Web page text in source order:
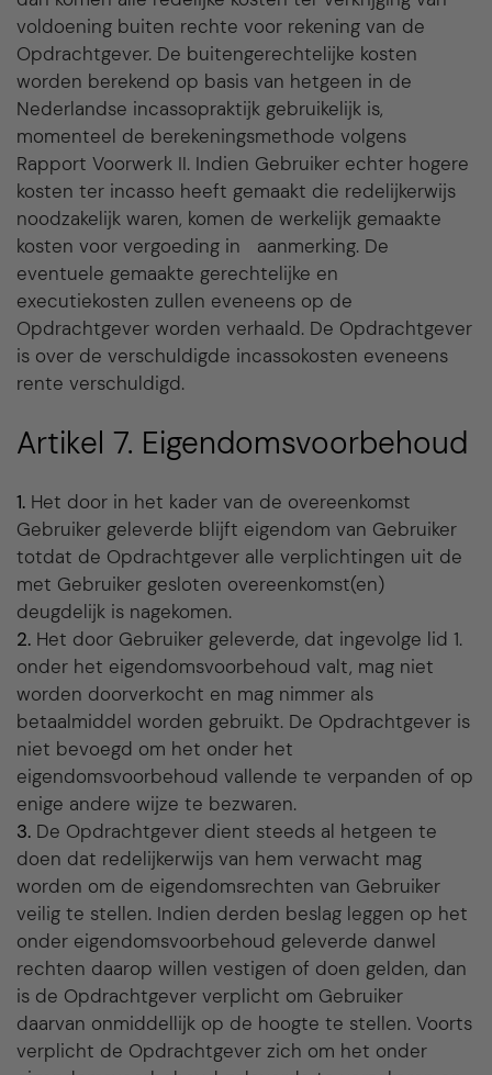
voldoening buiten rechte voor rekening van de
Opdrachtgever. De buitengerechtelijke kosten
worden berekend op basis van hetgeen in de
Nederlandse incassopraktijk gebruikelijk is,
momenteel de berekeningsmethode volgens
Rapport Voorwerk II. Indien Gebruiker echter hogere
kosten ter incasso heeft gemaakt die redelijkerwijs
noodzakelijk waren, komen de werkelijk gemaakte
kosten voor vergoeding in aanmerking. De
eventuele gemaakte gerechtelijke en
executiekosten zullen eveneens op de
Opdrachtgever worden verhaald. De Opdrachtgever
is over de verschuldigde incassokosten eveneens
rente verschuldigd.
Artikel 7. Eigendomsvoorbehoud
1. Het door in het kader van de overeenkomst
Gebruiker geleverde blijft eigendom van Gebruiker
totdat de Opdrachtgever alle verplichtingen uit de
met Gebruiker gesloten overeenkomst(en)
deugdelijk is nagekomen.
2. Het door Gebruiker geleverde, dat ingevolge lid 1.
onder het eigendomsvoorbehoud valt, mag niet
worden doorverkocht en mag nimmer als
betaalmiddel worden gebruikt. De Opdrachtgever is
niet bevoegd om het onder het
eigendomsvoorbehoud vallende te verpanden of op
enige andere wijze te bezwaren.
3. De Opdrachtgever dient steeds al hetgeen te
doen dat redelijkerwijs van hem verwacht mag
worden om de eigendomsrechten van Gebruiker
veilig te stellen. Indien derden beslag leggen op het
onder eigendomsvoorbehoud geleverde danwel
rechten daarop willen vestigen of doen gelden, dan
is de Opdrachtgever verplicht om Gebruiker
daarvan onmiddellijk op de hoogte te stellen. Voorts
verplicht de Opdrachtgever zich om het onder